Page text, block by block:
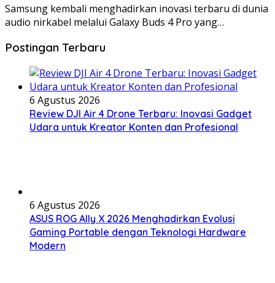
Samsung kembali menghadirkan inovasi terbaru di dunia
audio nirkabel melalui Galaxy Buds 4 Pro yang…
Postingan Terbaru
6 Agustus 2026
Review DJI Air 4 Drone Terbaru: Inovasi Gadget
Udara untuk Kreator Konten dan Profesional
6 Agustus 2026
ASUS ROG Ally X 2026 Menghadirkan Evolusi
Gaming Portable dengan Teknologi Hardware
Modern